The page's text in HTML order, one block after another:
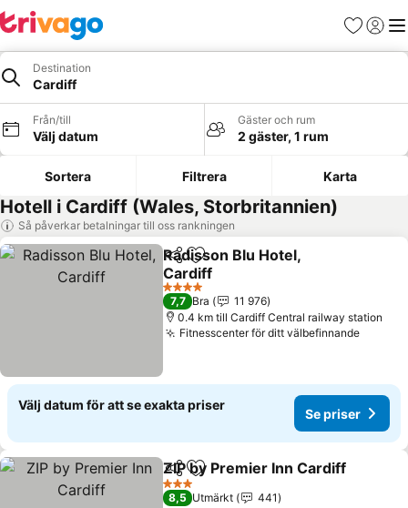
Favoriter
Logga
Destination
Cardiff
Från/till
Välj datum
Gäster och rum
2 gäster, 1 rum
Sortera Filtrera Karta
Hotell i Cardiff (Wales, Storbritannien)
Så påverkar betalningar till oss rankningen
Dela Lägg till i Mina Favoriter
Radisson Blu Hotel,
Cardiff
Se priser
4 Stjärnor
7,7 Bra
11 976
0.4 km till Cardiff Central railway station
Fitnesscenter för ditt välbefinnandeSe
Välj datum för att se exakta priser
Se priser
Dela Lägg till i Mina Favoriter
ZIP by Premier Inn Cardiff
3 Stjärnor
8,5 Utmärkt
441